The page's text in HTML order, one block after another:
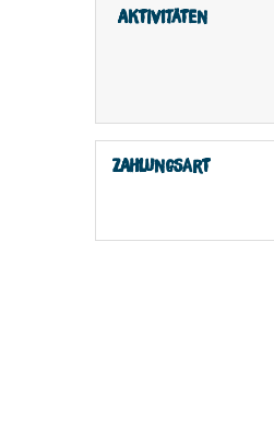
Aktivitäten
Zahlungsart